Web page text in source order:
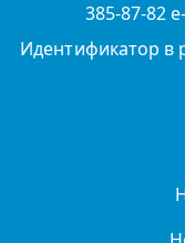
385-87-82
Идентификатор в